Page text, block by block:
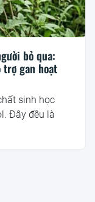
bỏ qua:
trợ gan hoạt
sinh học
Đây đều là